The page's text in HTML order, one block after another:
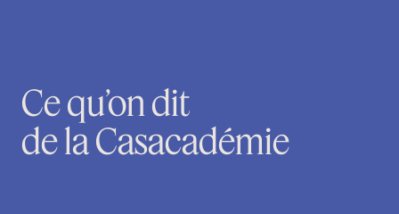
Ce qu’on dit
de la Casacadémie